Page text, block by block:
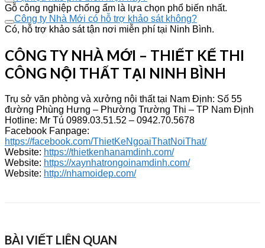
Gỗ công nghiệp chống ẩm là lựa chọn phổ biến nhất.
Công ty Nhà Mới có hỗ trợ khảo sát không?
Có, hỗ trợ khảo sát tận nơi miễn phí tại Ninh Bình.
CÔNG TY NHÀ MỚI – THIẾT KẾ THI
CÔNG NỘI THẤT TẠI NINH BÌNH
Trụ sở văn phòng và xưởng nội thất tại Nam Định: Số 55
đường Phùng Hưng – Phường Trường Thi – TP Nam Định
Hotline: Mr Tú 0989.03.51.52 – 0942.70.5678
Facebook Fanpage:
https://facebook.com/ThietKeNgoaiThatNoiThat/
Website: https://thietkenhanamdinh.com/
Website: https://xaynhatrongoinamdinh.com/
Website: http://nhamoidep.com/
BÀI VIẾT LIÊN QUAN